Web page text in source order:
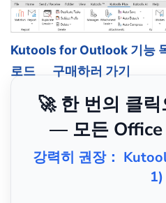
Kutools for Outlook 기능
로드
구매하러 가기
🚀 한 번의 클
— 모든 Office
강력히 권장：
1)